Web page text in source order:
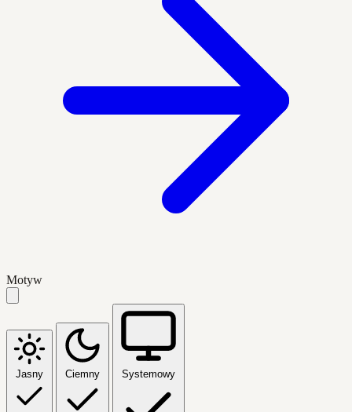
Motyw
Jasny Ciemny Systemowy